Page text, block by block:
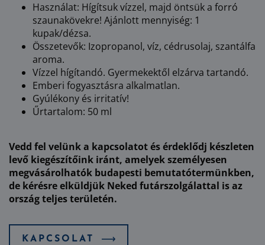
Használat: Hígítsuk vízzel, majd öntsük a forró
szaunakövekre! Ajánlott mennyiség: 1
kupak/dézsa.
Összetevők: Izopropanol, víz, cédrusolaj, szantálfa
aroma.
Vízzel hígítandó. Gyermekektől elzárva tartandó.
Emberi fogyasztásra alkalmatlan.
Gyúlékony és irritatív!
Űrtartalom: 50 ml
Vedd fel velünk a kapcsolatot és érdeklődj készleten
levő kiegészítőink iránt, amelyek személyesen
megvásárolhatók budapesti bemutatótermünkben,
de kérésre elküldjük Neked futárszolgálattal is az
ország teljes területén.
KAPCSOLAT